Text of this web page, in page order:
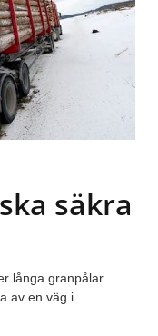
säkra
långa granpålar
av en väg i